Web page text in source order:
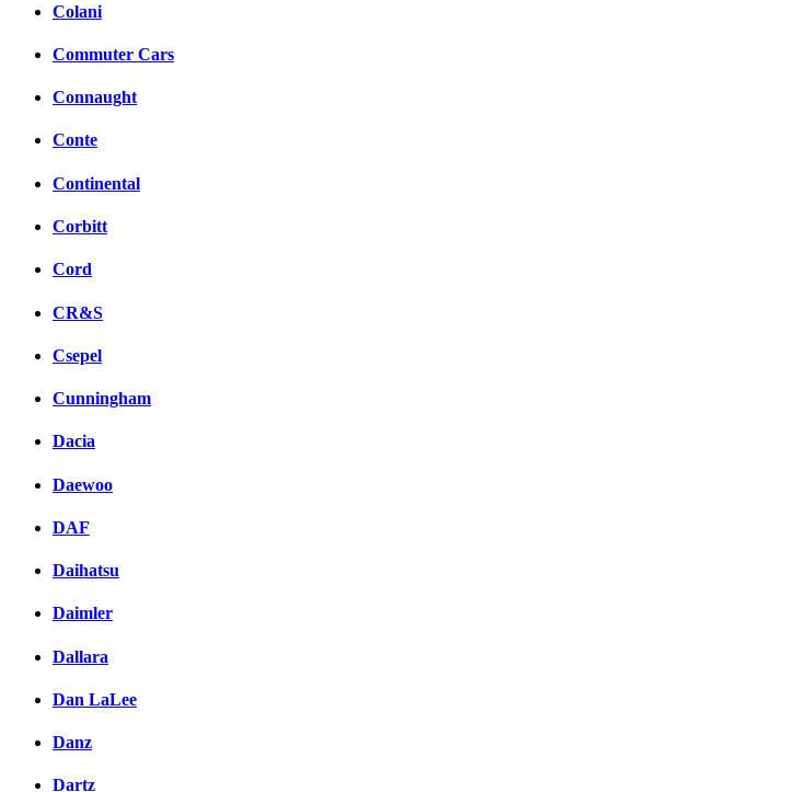
Colani
Commuter Cars
Connaught
Conte
Continental
Corbitt
Cord
CR&S
Csepel
Cunningham
Dacia
Daewoo
DAF
Daihatsu
Daimler
Dallara
Dan LaLee
Danz
Dartz